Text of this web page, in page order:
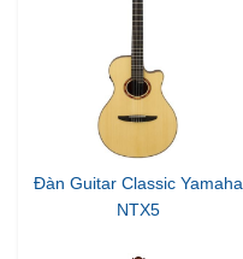
Đàn Guitar Classic Yamaha
NTX5